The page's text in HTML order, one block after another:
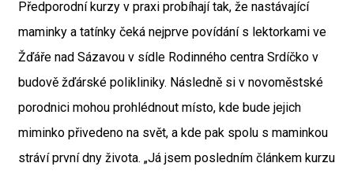
Předporodní kurzy v praxi probíhají tak, že nastávající
maminky a tatínky čeká nejprve povídání s lektorkami ve
Žďáře nad Sázavou v sídle Rodinného centra Srdíčko v
budově žďárské polikliniky. Následně si v novoměstské
porodnici mohou prohlédnout místo, kde bude jejich
miminko přivedeno na svět, a kde pak spolu s maminkou
stráví první dny života. „Já jsem posledním článkem kurzu